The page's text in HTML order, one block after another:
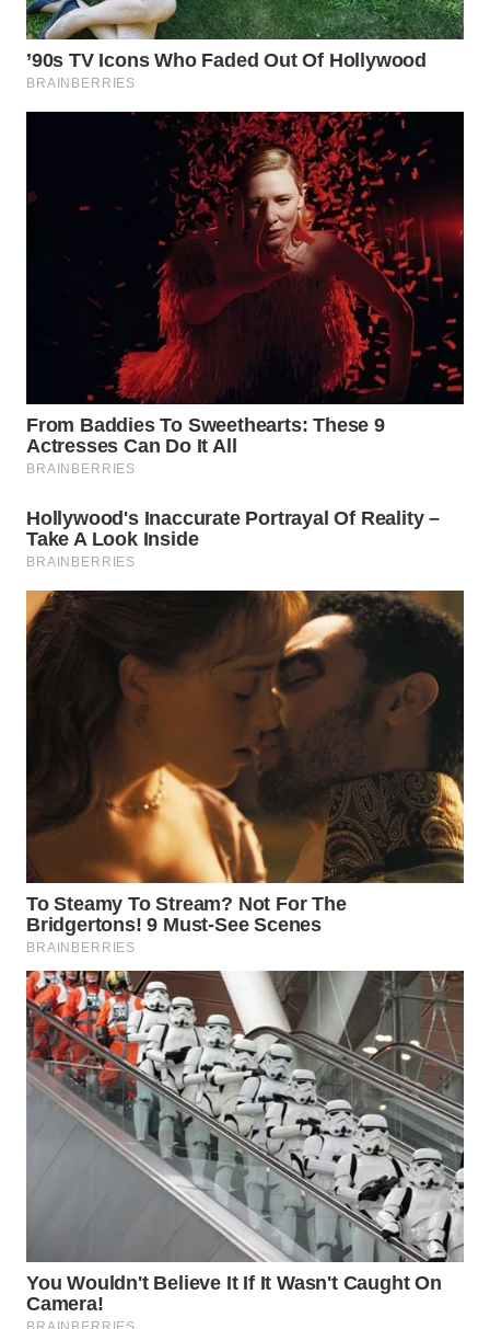
WN
INDRAMAYU
WN
SUBANG
SUKABUMI
WN
PURWAKARTA
WN
PRIANGAN
TIMUR
SEMARANG
WN
BOROBUDUR
MADURA
WN
SURABAYA
WN
NATUNA
WN
BINTAN
WN
LIKUPANG